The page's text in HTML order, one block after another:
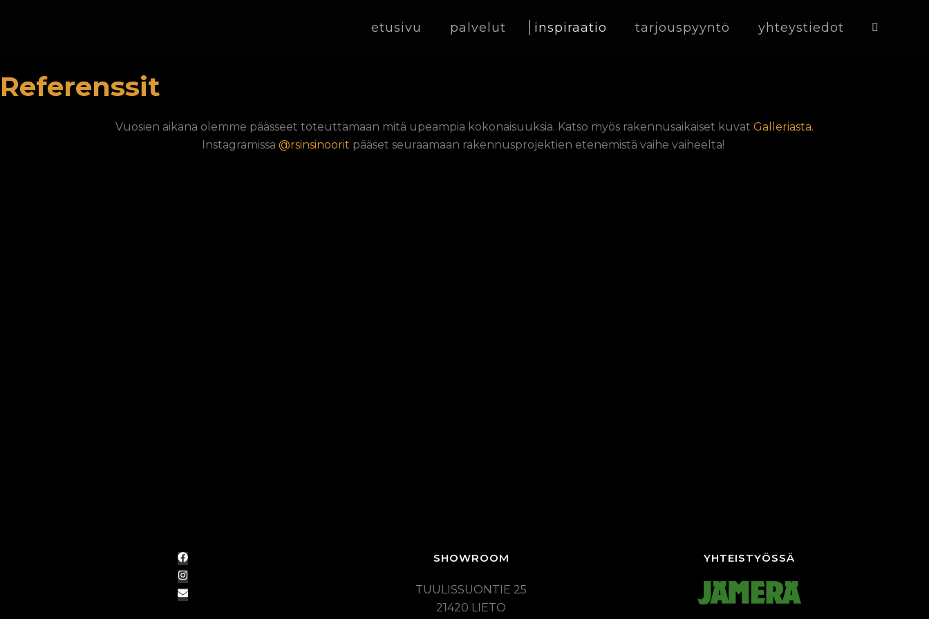
etusivu palvelut inspiraatio tarjouspyyntö yhteystiedot
Referenssit
Vuosien aikana olemme päässeet toteuttamaan mitä upeampia kokonaisuuksia. Katso myös rakennusaikaiset kuvat Galleriasta.
Instagramissa @rsinsinoorit pääset seuraamaan rakennusprojektien etenemistä vaihe vaiheelta!
SHOWROOM
TUULISSUONTIE 25
21420 LIETO
YHTEISTYÖSSÄ